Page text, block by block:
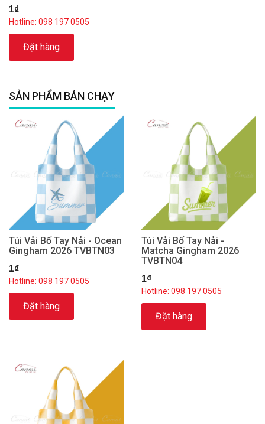
1₫
Hotline: 098 197 0505
Đặt hàng
SẢN PHẨM BÁN CHẠY
Túi Vải Bố Tay Nải - Ocean
Gingham 2026 TVBTN03
1₫
Hotline: 098 197 0505
Đặt hàng
Túi Vải Bố Tay Nải -
Matcha Gingham 2026
TVBTN04
1₫
Hotline: 098 197 0505
Đặt hàng